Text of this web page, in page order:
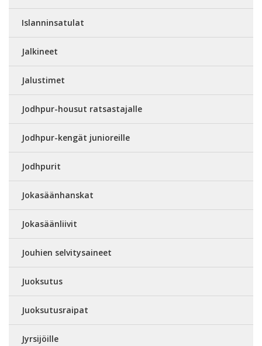
Islanninsatulat
Jalkineet
Jalustimet
Jodhpur-housut ratsastajalle
Jodhpur-kengät junioreille
Jodhpurit
Jokasäänhanskat
Jokasäänliivit
Jouhien selvitysaineet
Juoksutus
Juoksutusraipat
Jyrsijöille